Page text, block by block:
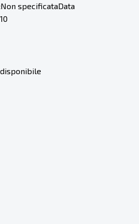
Non specificataData